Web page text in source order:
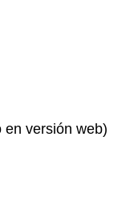
versión web)